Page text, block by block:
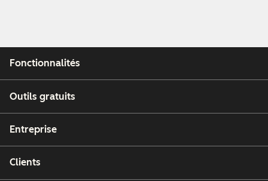
Fonctionnalités
Outils gratuits
Entreprise
Clients